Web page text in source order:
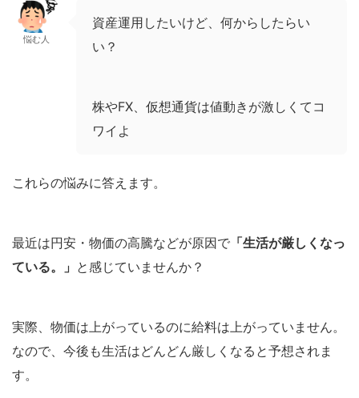
悩む人
資産運用したいけど、何からしたらい
い？
株やFX、仮想通貨は値動きが激しくてコ
ワイよ
これらの悩みに答えます。
最近は円安・物価の高騰などが原因で 「生活が厳しくなっ
ている。」 と感じていませんか？
実際、物価は上がっているのに給料は上がっていません。
なので、今後も生活はどんどん厳しくなると予想されま
す。